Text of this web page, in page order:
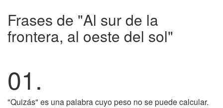
Frases de "Al sur de la
frontera, al oeste del sol"
01.
"Quizás" es una palabra cuyo peso no se puede calcular.